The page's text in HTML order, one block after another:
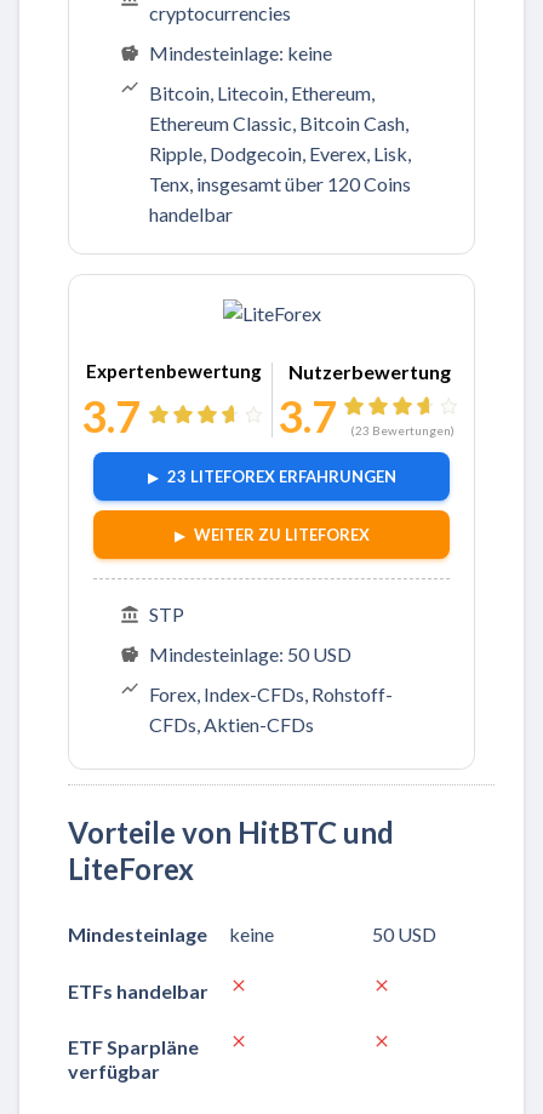
cryptocurrencies
Mindesteinlage: keine
Bitcoin, Litecoin, Ethereum,
Ethereum Classic, Bitcoin Cash,
Ripple, Dodgecoin, Everex, Lisk,
Tenx, insgesamt über 120 Coins
handelbar
Zu LiteForex
Expertenbewertung
3.7
Nutzerbewertung
3.7 (23 Bewertungen)
23 LITEFOREX ERFAHRUNGEN
WEITER ZU LITEFOREX
STP
Mindesteinlage: 50 USD
Forex, Index-CFDs, Rohstoff-
CFDs, Aktien-CFDs
Vorteile von HitBTC und
LiteForex
Mindesteinlage keine 50 USD
ETFs handelbar
ETF Sparpläne
verfügbar